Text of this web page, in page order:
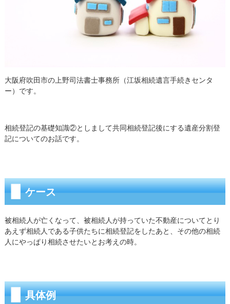
大阪府吹田市の上野司法書士事務所（江坂相続遺言手続きセンタ
ー）です。
相続登記の基礎知識②としまして共同相続登記後にする遺産分割登
記についてのお話です。
ケース
被相続人が亡くなって、被相続人が持っていた不動産についてとり
あえず相続人である子供たちに相続登記をしたあと、その他の相続
人にやっぱり相続させたいとお考えの時。
具体例